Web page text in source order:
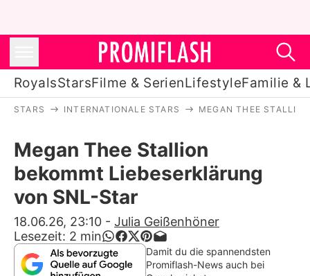
RoyalsStarsFilme & SerienLifestyleFamilie &
Stars
Filme & Serien
Lifestyle
Familie & Liebe
STARS INTERNATIONALE STARS MEGAN THEE STALLION
Megan Thee Stallion
bekommt Liebeserklärung
von SNL-Star
18.06.26, 23:10 - Julia Geißenhöner
Lesezeit: 2 min
Damit du die spannendsten
Promiflash-News auch bei